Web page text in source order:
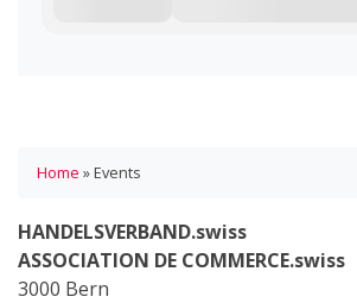
Home »Events
HANDELSVERBAND.swiss
ASSOCIATION DE COMMERCE.swiss
3000 Bern